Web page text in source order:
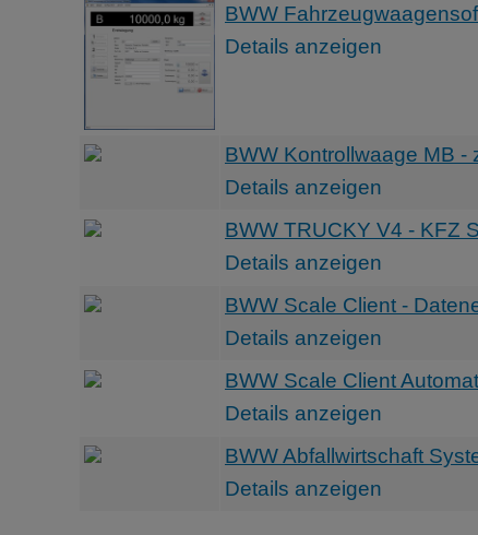
BWW
Details anzeigen
BWW Kontrollwaage MB -
Details anzeigen
BWW TRUCKY V4 - KFZ
Details anzeigen
BWW Scale Client -
Details anzeigen
BWW Scale Client
Details anzeigen
BWW Abfallwirtschaft
Details anzeigen